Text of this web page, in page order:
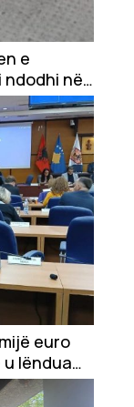
e
ndodhi në
qeverisë
euro
u lëndua